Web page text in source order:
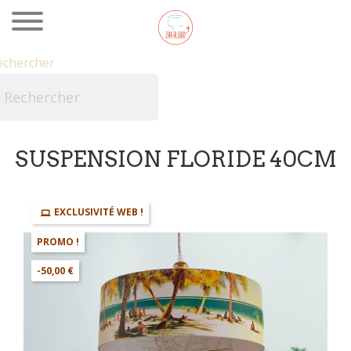
SUSPENSION FLORIDE 40CM
EXCLUSIVITÉ WEB !
PROMO !
-50,00 €